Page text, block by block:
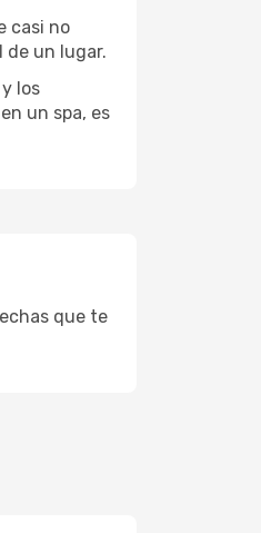
casi no
de un lugar.
los
un spa, es
que te